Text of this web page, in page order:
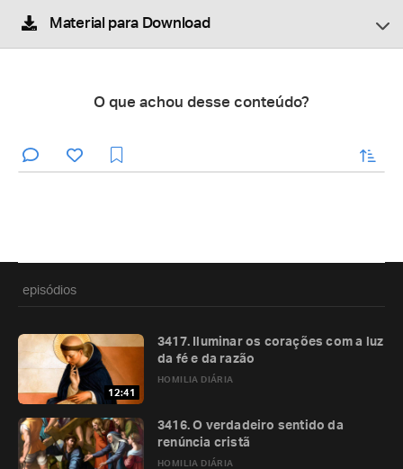
Material para Download
O que achou desse conteúdo?
enviar
episódios
12:41
HOMILIA DIÁRIA
3417. Iluminar os corações com a luz
da fé e da razão
HOMILIA DIÁRIA
3416. O verdadeiro sentido da
renúncia cristã